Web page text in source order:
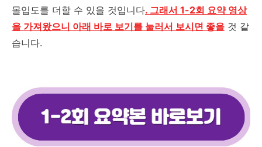
몰입도를 더할 수 있을 것입니다. 그래서 1-2회 요약 영상
을 가져왔으니 아래 바로 보기를 눌러서 보시면 좋을 것 같
습니다.